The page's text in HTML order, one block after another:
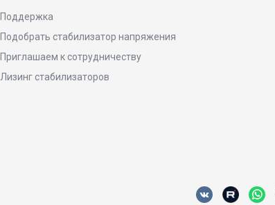
Поддержка
Подобрать стабилизатор напряжения
Приглашаем к сотрудничеству
Лизинг стабилизаторов